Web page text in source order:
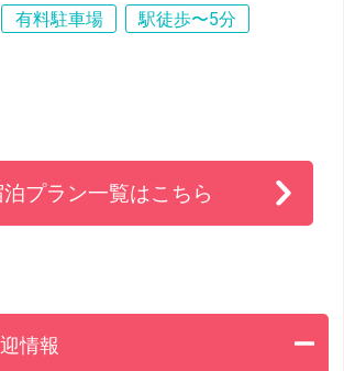
有料駐車場
駅徒歩〜5分
プラン一覧はこちら
情報